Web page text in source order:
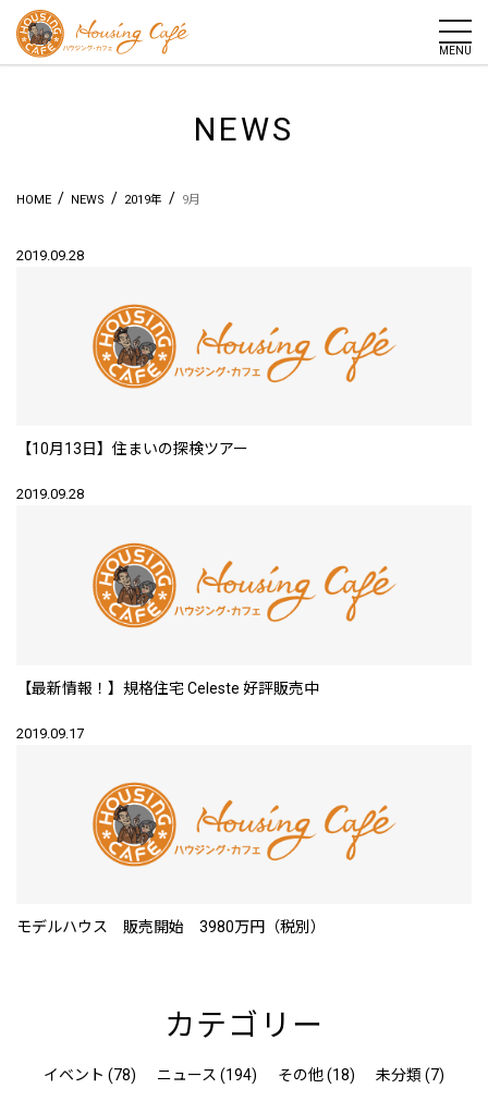
MENU
HOME / NEWS / 2019年 / 9月
NEWS
2019.09.28
【10月13日】住まいの探検ツアー
2019.09.28
【最新情報！】規格住宅 Celeste 好評販売中
2019.09.17
モデルハウス 販売開始 3980万円（税別）
カテゴリー
イベント (78) ニュース (194) その他 (18) 未分類 (7)